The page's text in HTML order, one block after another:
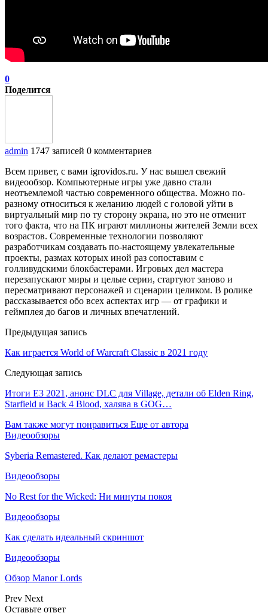
0
Поделится
admin 1747 записей 0 комментариев
Всем привет, с вами igrovidos.ru. У нас вышел свежий
видеообзор. Компьютерные игры уже давно стали
неотъемлемой частью современного общества. Можно по-
разному относиться к желанию людей с головой уйти в
виртуальный мир по ту сторону экрана, но это не отменит
того факта, что на ПК играют миллионы жителей Земли всех
возрастов. Современные технологии позволяют
разработчикам создавать по-настоящему увлекательные
проекты, размах которых иной раз сопоставим с
голливудскими блокбастерами. Игровых дел мастера
перезапускают миры и целые серии, стартуют заново и
пересматривают персонажей и сценарии целиком. В ролике
рассказывается обо всех аспектах игр — от графики и
геймплея до багов и личных впечатлений.
Предыдущая запись
Как играется World of Warcraft Classic в 2021 году
Следующая запись
Итоги E3 2021, анонс DLC для Village, детали об Elden Ring,
Starfield и Back 4 Blood, халява в GOG…
Вам также могут понравиться Еще от автора
Видеообзоры
Syberia Remastered. Как делают ремастеры
Видеообзоры
No Rest for the Wicked: Ни минуты покоя
Видеообзоры
Как сделать идеальный скриншот
Видеообзоры
Обзор Manor Lords
Prev Next
Оставьте ответ